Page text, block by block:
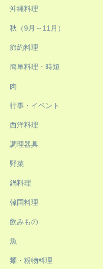
沖縄料理
秋（9月～11月）
節約料理
簡単料理・時短
肉
行事・イベント
西洋料理
調理器具
野菜
鍋料理
韓国料理
飲みもの
魚
麺・粉物料理